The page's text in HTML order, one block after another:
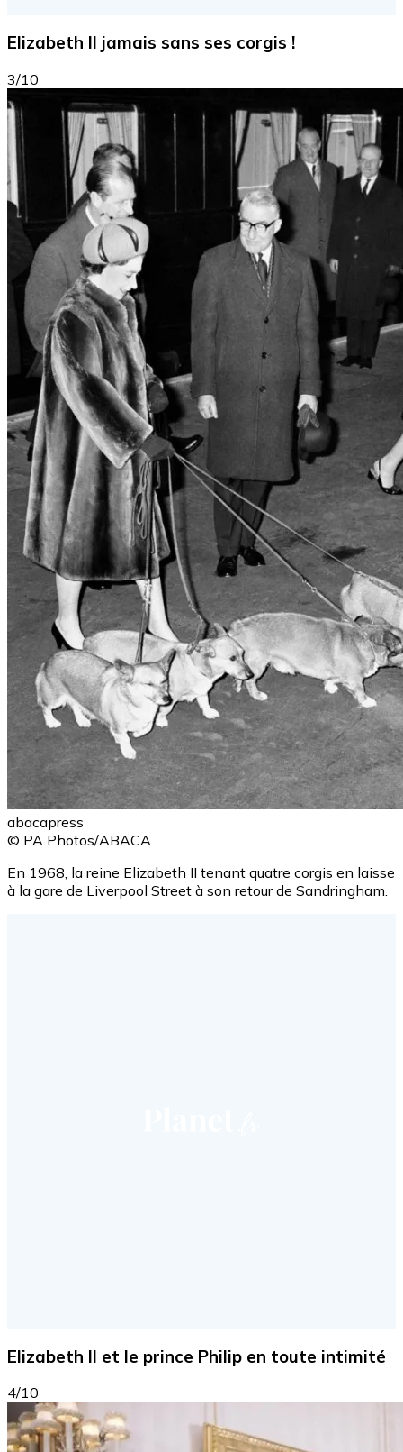
Elizabeth II jamais sans ses corgis !
3/10
abacapress
© PA Photos/ABACA
En 1968, la reine Elizabeth II tenant quatre corgis en laisse
à la gare de Liverpool Street à son retour de Sandringham.
Elizabeth II et le prince Philip en toute intimité
4/10